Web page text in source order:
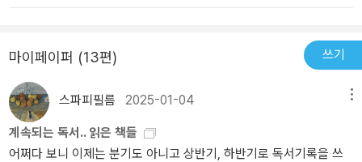
대로 보지 못한 순간을 친구와 함께 여행할 기회였다. P141강바람에
람들의 흥분이 쏟아지는 것을 보았다. 노을이 진 자리에 조명이 켜지
는 걸 보았다. 정말 아름닫운 시간이라는 걸 내 눈으로 다 보았다. 마
음은 텅 비어가는데, 그 자리로 웃음이 자꾸 비집고 들어왔다. 웃음은
내가 이 아름다움에 화답할 수 있는 유일한 방법이다. 이토록 아름다
운 곳에서, 다음다운 것들에 하루 종일 취해 있다가, 아름다움을 내 손
으로 그릴 수도 있다니. 내가 나를 위해 마련한 미래가 이토록 아름답
마이페이퍼 (13편) 쓰기
스파피필름 2025-01-04
계속되는 독서.. 읽은 책들
어쩌다 보니 이제는 분기도 아니고 상반기, 하반기로 독서기록을 쓰